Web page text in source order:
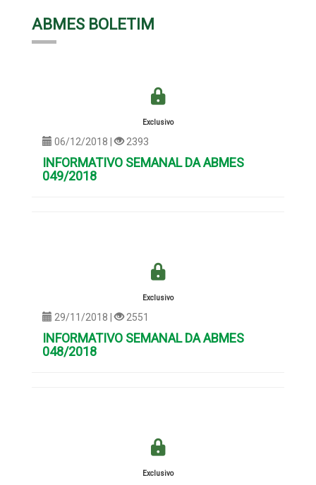
ABMES BOLETIM
Exclusivo
06/12/2018 | 2393
INFORMATIVO SEMANAL DA ABMES
049/2018
Exclusivo
29/11/2018 | 2551
INFORMATIVO SEMANAL DA ABMES
048/2018
Exclusivo